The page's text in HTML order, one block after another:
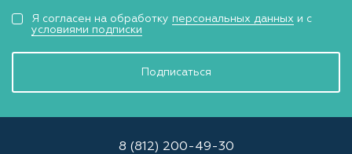
Подписаться
Я согласен на обработку персональных данных и с
условиями подписки
8 (812) 200-49-30